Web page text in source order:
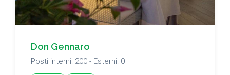
Don Gennaro
Posti interni: 200 - Esterni: 0